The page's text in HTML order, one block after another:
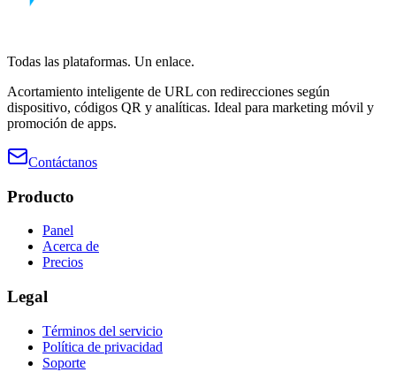
Todas las plataformas. Un enlace.
Acortamiento inteligente de URL con redirecciones según
dispositivo, códigos QR y analíticas. Ideal para marketing móvil y
promoción de apps.
Contáctanos
Producto
Panel
Acerca de
Precios
Legal
Términos del servicio
Política de privacidad
Soporte